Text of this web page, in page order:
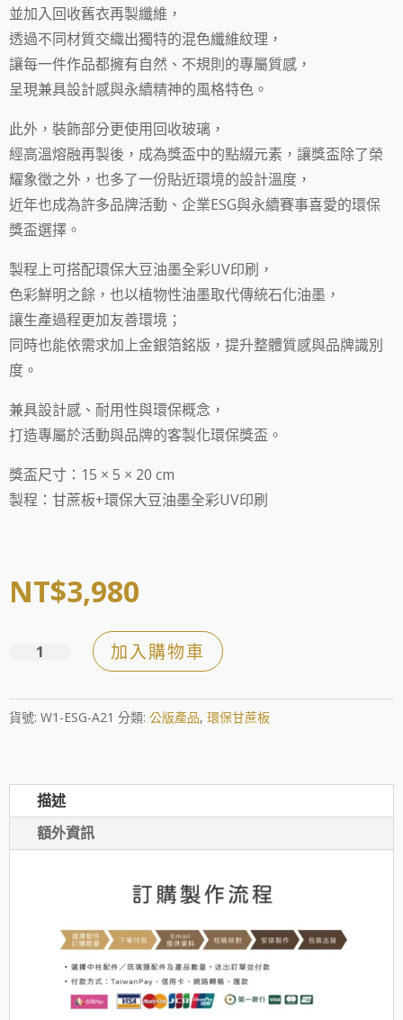
並加入回收舊衣再製纖維，
透過不同材質交織出獨特的混色纖維紋理，
讓每一件作品都擁有自然、不規則的專屬質感，
呈現兼具設計感與永續精神的風格特色。
此外，裝飾部分更使用回收玻璃，
經高溫熔融再製後，成為獎盃中的點綴元素，讓獎盃除了榮
耀象徵之外，也多了一份貼近環境的設計溫度，
近年也成為許多品牌活動、企業ESG與永續賽事喜愛的環保
獎盃選擇。
製程上可搭配環保大豆油墨全彩UV印刷，
色彩鮮明之餘，也以植物性油墨取代傳統石化油墨，
讓生產過程更加友善環境；
同時也能依需求加上金銀箔銘版，提升整體質感與品牌識別
度。
兼具設計感、耐用性與環保概念，
打造專屬於活動與品牌的客製化環保獎盃。
獎盃尺寸：15 × 5 × 20 cm
製程：甘蔗板+環保大豆油墨全彩UV印刷
NT$3,980
采
玻
加入購物車
貨號: W1-ESG-A21 分類: 公版產品, 環保甘蔗板
描述
額外資訊